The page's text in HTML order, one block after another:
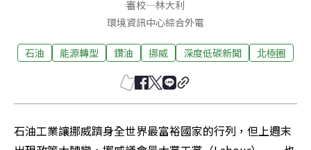
審校—林大利
環境資訊中心綜合外電
石油 能源轉型 鑽油 挪威 深度低碳新聞 北極圈
石油工業讓挪威躋身全世界最富裕國家的行列，但上週末